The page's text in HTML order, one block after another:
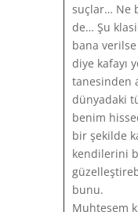
suçlar… Ne
de… Şu
bana
diye kafayı
tanesinden
dünyadaki
benim
bir şekilde
kendilerini
bunu.
Muhteşem